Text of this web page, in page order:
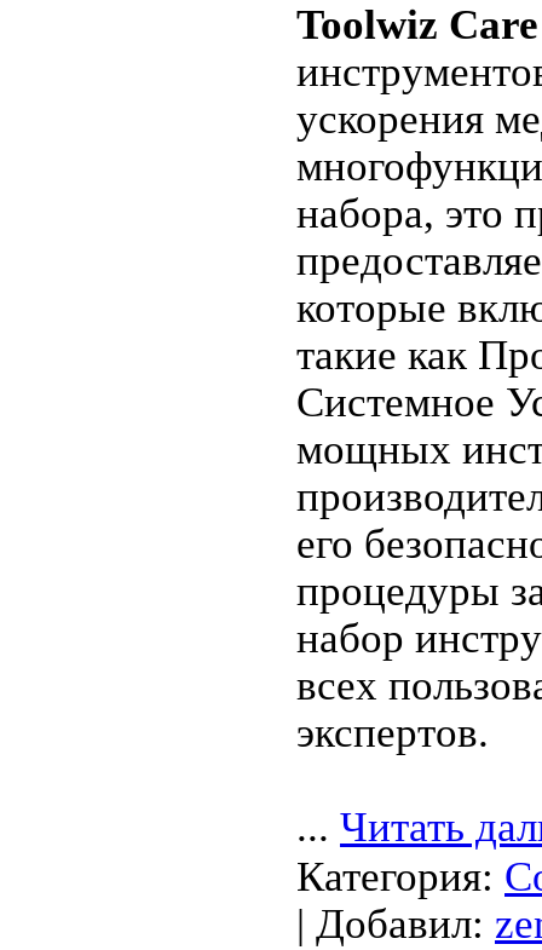
Toolwiz Care
ускорения
набора, это
которые
такие как
Системное
мощных
его
процедуры
набор
всех
экспертов.
... Читать
Категория:
| Добавил: